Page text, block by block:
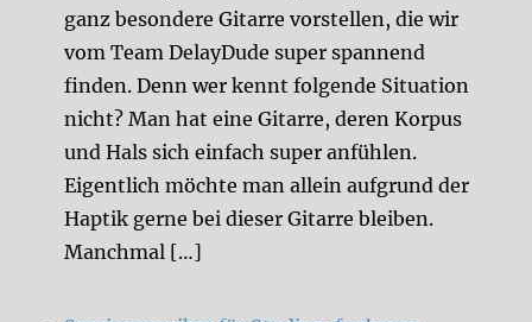
ganz besondere Gitarre vorstellen, die wir
vom Team DelayDude super spannend
finden. Denn wer kennt folgende Situation
nicht? Man hat eine Gitarre, deren Korpus
und Hals sich einfach super anfühlen.
Eigentlich möchte man allein aufgrund der
Haptik gerne bei dieser Gitarre bleiben.
Manchmal […]